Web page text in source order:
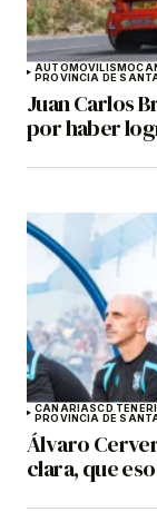
AUTOMOVILISMO
PROVINCIA DE
Juan Carlos
por haber
CANARIASCD
PROVINCIA DE
Álvaro
clara, que